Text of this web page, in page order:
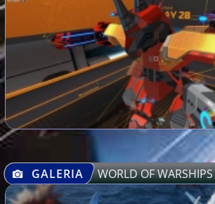
GALERIA WORLD OF WARSHIPS